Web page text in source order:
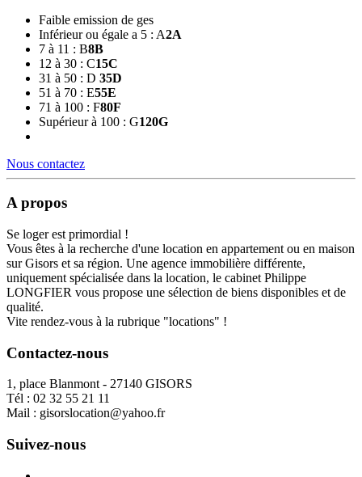
Faible emission de ges
Inférieur ou égale a 5 : A2A
7 à 11 : B8B
12 à 30 : C15C
31 à 50 : D 35D
51 à 70 : E55E
71 à 100 : F80F
Supérieur à 100 : G120G
Nous contactez
A propos
Se loger est primordial !
Vous êtes à la recherche d'une location en appartement ou en maison
sur Gisors et sa région. Une agence immobilière différente,
uniquement spécialisée dans la location, le cabinet Philippe
LONGFIER vous propose une sélection de biens disponibles et de
qualité.
Vite rendez-vous à la rubrique "locations" !
Contactez-nous
1, place Blanmont - 27140 GISORS
Tél : 02 32 55 21 11
Mail : gisorslocation@yahoo.fr
Suivez-nous